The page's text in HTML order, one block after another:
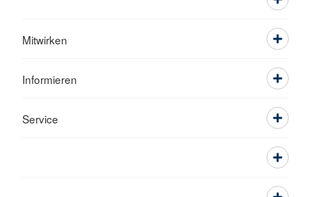
Mitwirken
Informieren
Service